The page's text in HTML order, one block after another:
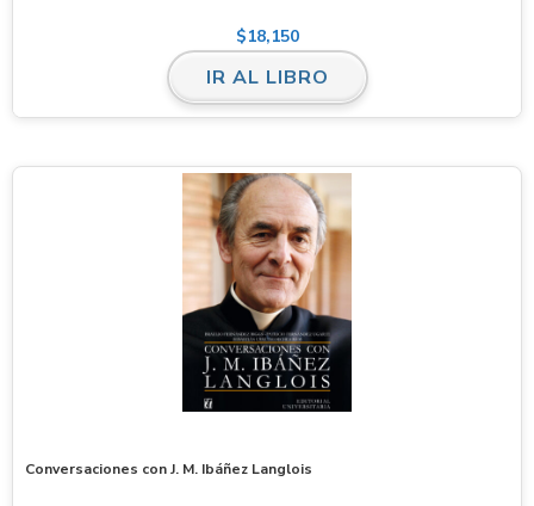
$18,150
IR AL LIBRO
Conversaciones con J. M. Ibáñez Langlois